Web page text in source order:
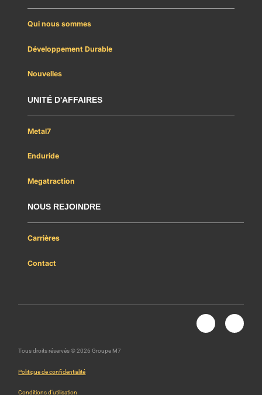
Qui nous sommes
Développement Durable
Nouvelles
UNITÉ D'AFFAIRES
Metal7
Enduride
Megatraction
NOUS REJOINDRE
Carrières
Contact
L
Y
Tous droits réservés © 2026 Groupe M7
Politique de confidentialité
Conditions d’utilisation